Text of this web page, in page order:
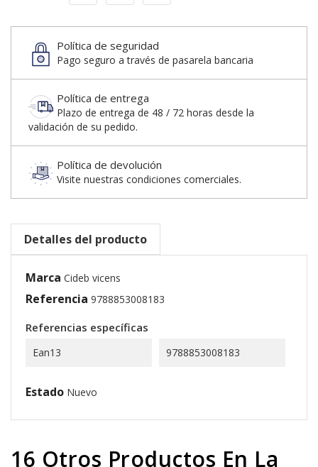
Política de seguridad
Pago seguro a través de pasarela bancaria
Política de entrega
Plazo de entrega de 48 / 72 horas desde la
validación de su pedido.
Política de devolución
Visite nuestras condiciones comerciales.
Detalles del producto
Marca Cideb vicens
Referencia 9788853008183
Referencias específicas
Ean13 9788853008183
Estado Nuevo
16 Otros Productos En La